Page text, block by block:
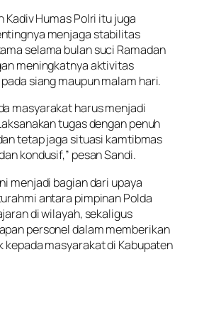
Kadiv Humas Polri itu juga
menjaga stabilitas
selama bulan suci Ramadan
meningkatnya aktivitas
siang maupun malam hari.
masyarakat harus menjadi
tugas dengan penuh
tetap jaga situasi kamtibmas
kondusif,” pesan Sandi.
menjadi bagian dari upaya
antara pimpinan Polda
di wilayah, sekaligus
personel dalam memberikan
kepada masyarakat di Kabupaten